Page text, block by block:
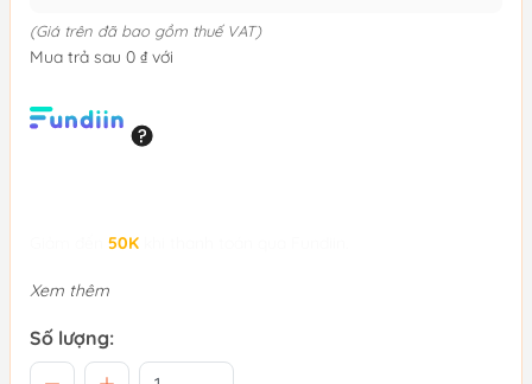
(Giá trên đã bao gồm thuế VAT)
Mua trả sau 0 ₫ với
50K
Xem thêm
Số lượng: